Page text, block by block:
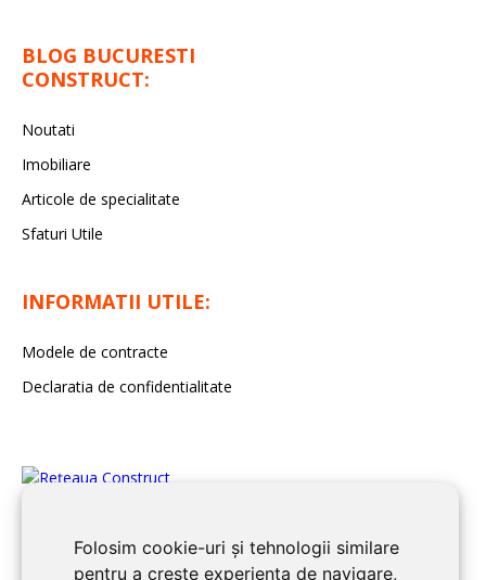
Folosim cookie-uri și tehnologii similare
pentru a crește experiența de navigare,
BLOG BUCURESTI
CONSTRUCT:
Noutati
Imobiliare
Articole de specialitate
Sfaturi Utile
INFORMATII UTILE:
Modele de contracte
Declaratia de confidentialitate